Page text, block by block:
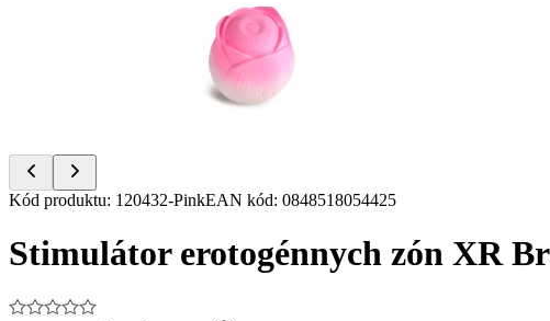
Item
of
21
Kód produktu: 120432-PinkEAN kód: 0848518054425
Stimulátor erotogénnych zón XR